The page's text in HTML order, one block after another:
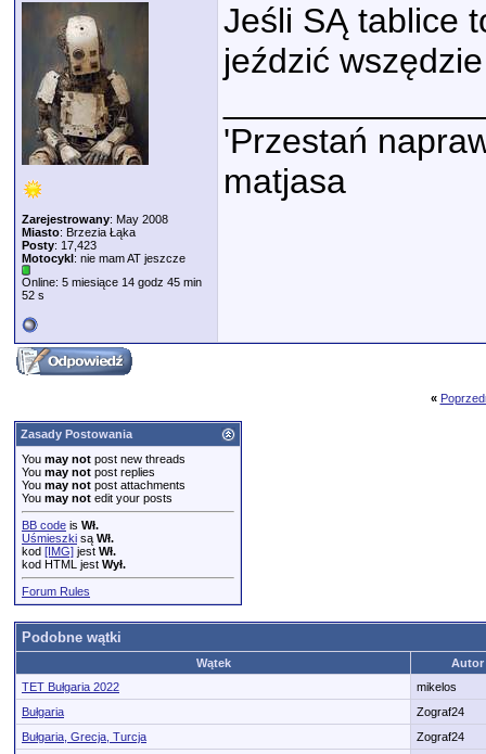
Zarejestrowany: May 2008
Miasto: Brzezia Łąka
Posty: 17,423
Motocykl: nie mam AT jeszcze
Online: 5 miesiące 14 godz 45 min
52 s
Jeśli SĄ tablice
jeździć
'Przestań
matjasa
«
Zasady Postowania
You may not post new threads
You may not post replies
You may not post attachments
You may not edit your posts
BB code is Wł.
Uśmieszki są Wł.
kod [IMG] jest Wł.
kod HTML jest Wył.
Forum Rules
Podobne wątki
Wątek
Autor
TET Bułgaria 2022
mikelos
Bułgaria
Zograf24
Bułgaria, Grecja, Turcja
Zograf24